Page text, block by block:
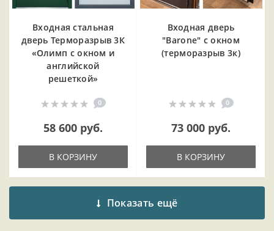
Входная cтальная
дверь Терморазрыв 3К
«Олимп с окном и
английской
решеткой»
0
58 600 руб.
В КОРЗИНУ
Входная дверь
"Barone" с окном
(терморазрыв 3к)
0
73 000 руб.
В КОРЗИНУ
Показать ещё